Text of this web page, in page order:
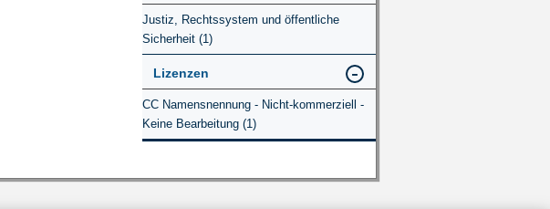
Justiz, Rechtssystem und öffentliche
Sicherheit (1)
Lizenzen
CC Namensnennung - Nicht-kommerziell -
Keine Bearbeitung (1)